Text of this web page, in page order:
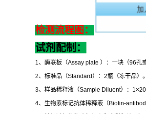
检测流程图：
试剂配制：
1 、酶联板（Assay plate ）：一块（96孔
2、标准品（Standard）： 2瓶（冻干品）。
3、样品稀释液（Sample Diluent）：
4、生物素标记抗体稀释液（Biotin-